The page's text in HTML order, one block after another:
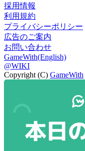
採用情報
利用規約
プライバシーポリシー
広告のご案内
お問い合わせ
GameWith(English)
@WIKI
Copyright (C) GameWith